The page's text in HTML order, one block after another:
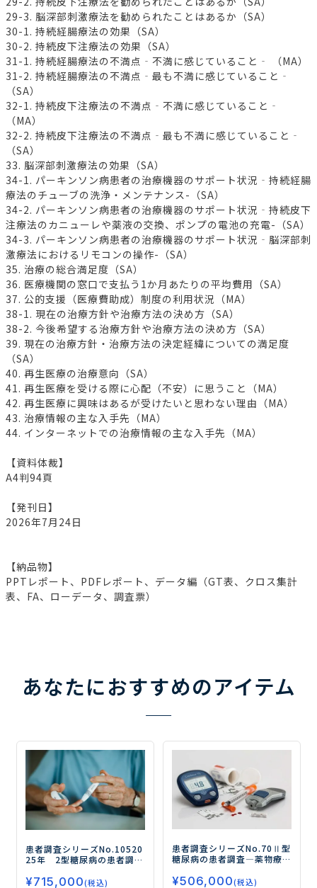
29-3. 脳深部刺激療法を勧められたことはあるか（SA）
30-1. 持続経腸療法の効果（SA）
30-2. 持続皮下注療法の効果（SA）
31-1. 持続経腸療法の不満点‐不満に感じていること‐ （MA）
31-2. 持続経腸療法の不満点‐最も不満に感じていること‐
（SA）
32-1. 持続皮下注療法の不満点‐不満に感じていること‐
（MA）
32-2. 持続皮下注療法の不満点‐最も不満に感じていること‐
（SA）
33. 脳深部刺激療法の効果（SA）
34-1. パーキンソン病患者の治療機器のサポート状況‐持続経腸
療法のチューブの洗浄・メンテナンス-（SA）
34-2. パーキンソン病患者の治療機器のサポート状況‐持続皮下
注療法のカニューレや薬液の交換、ポンプの電池の充電-（SA）
34-3. パーキンソン病患者の治療機器のサポート状況‐脳深部刺
激療法におけるリモコンの操作-（SA）
35. 治療の総合満足度（SA）
36. 医療機関の窓口で支払う1か月あたりの平均費用（SA）
37. 公的支援（医療費助成）制度の利用状況（MA）
38-1. 現在の治療方針や治療方法の決め方（SA）
38-2. 今後希望する治療方針や治療方法の決め方（SA）
39. 現在の治療方針・治療方法の決定経緯についての満足度
（SA）
40. 再生医療の治療意向（SA）
41. 再生医療を受ける際に心配（不安）に思うこと（MA）
42. 再生医療に興味はあるが受けたいと思わない理由（MA）
43. 治療情報の主な入手先（MA）
44. インターネットでの治療情報の主な入手先（MA）
【資料体裁】
A4判94頁
【発刊日】
2026年7月24日
【納品物】
PPTレポート、PDFレポート、データ編（GT表、クロス集計
表、FA、ローデータ、調査票）
あなたにおすすめのアイテム
患者調査シリーズNo.10520
25年 2型糖尿病の患者調査
物治療の実態を探るー
¥715,000(税込)
患者調査シリーズNo.70 Ⅱ型
糖尿病の患者調査―薬物療
と治療に対するマインドを
¥506,000(税込)